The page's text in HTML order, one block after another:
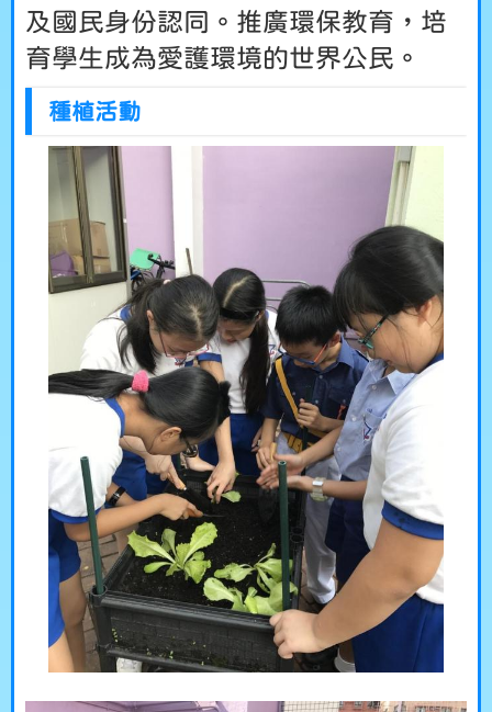
及國民身份認同。推廣環保教育，培
育學生成為愛護環境的世界公民。
種植活動